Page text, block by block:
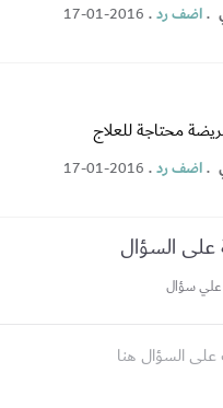
.اضف رد.
17-01-2016
محتاجة للعلاج
.اضف رد.
17-01-2016
على السؤال
علي سؤال
السؤال هنا